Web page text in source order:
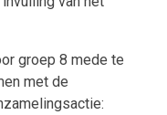
groep 8 mede te
met de